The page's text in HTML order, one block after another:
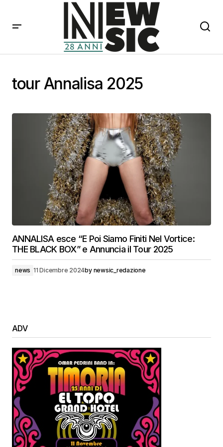
tour Annalisa 2025
ANNALISA esce “E Poi Siamo Finiti Nel Vortice:
THE BLACK BOX” e Annuncia il Tour 2025
news 11 Dicembre 2024by newsic_redazione
ADV